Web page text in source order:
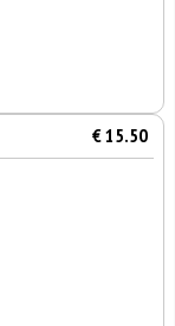
€ 15.50